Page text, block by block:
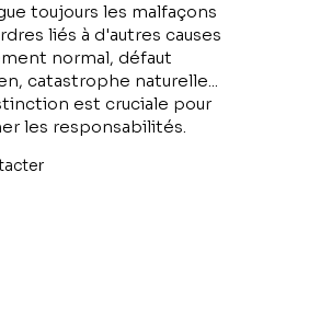
toujours les malfaçons
liés à d'autres causes
normal, défaut
catastrophe naturelle...
est cruciale pour
les responsabilités.